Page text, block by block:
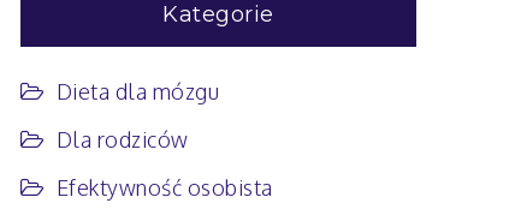
Kategorie
Dieta dla mózgu
Dla rodziców
Efektywność osobista